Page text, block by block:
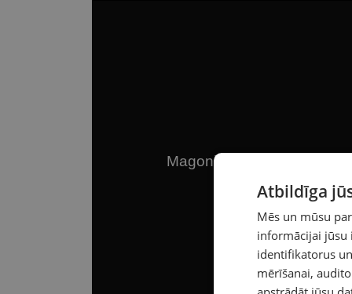
Atbildīga
Mēs un mūsu
informācijai jūsu
identifikatorus
mērīšanai,